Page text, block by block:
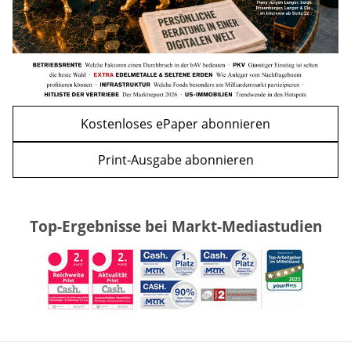
Kostenloses ePaper abonnieren
Print-Ausgabe abonnieren
Top-Ergebnisse bei Markt-Mediastudien